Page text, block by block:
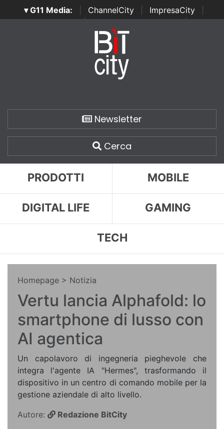
▾ G11 Media: ChannelCity ImpresaCity
SecurityOpenLab | Italian Channel Awards | Italian
Italian Security Awards
Newsletter
Cerca
PRODOTTI MOBILE
DIGITAL LIFE GAMING
TECH
Homepage > Notizia
Vertu lancia Alphafold: lo
smartphone di lusso con
AI agentica
Un capolavoro di ingegneria pieghevole che
integra l'agente IA "Hermes", trasformando il
dispositivo in un centro di comando mobile per la
gestione aziendale di alto livello.
Autore:
Redazione BitCity